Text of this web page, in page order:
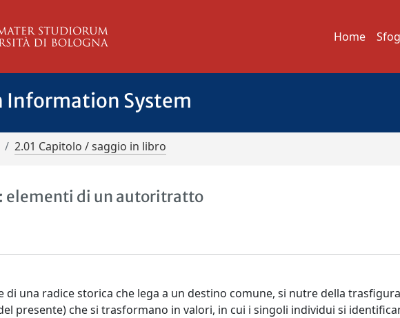
Home
Information System
2.01 Capitolo / saggio in libro
elementi di un autoritratto
di una radice storica che lega a un destino comune, si nutre della
presente) che si trasformano in valori, in cui i singoli individui si